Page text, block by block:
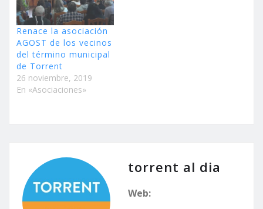
Renace la asociación
AGOST de los vecinos
del término municipal
de Torrent
26 noviembre, 2019
En «Asociaciones»
torrent al dia
Web: